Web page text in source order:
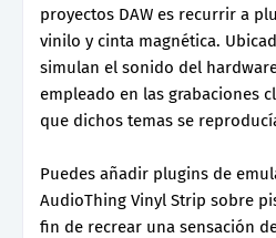
proyectos DAW es recurrir a
vinilo y cinta magnética.
simulan el sonido del
empleado en las grabaciones
que dichos temas se
Puedes añadir plugins de
AudioThing Vinyl Strip sobre
fin de recrear una sensación